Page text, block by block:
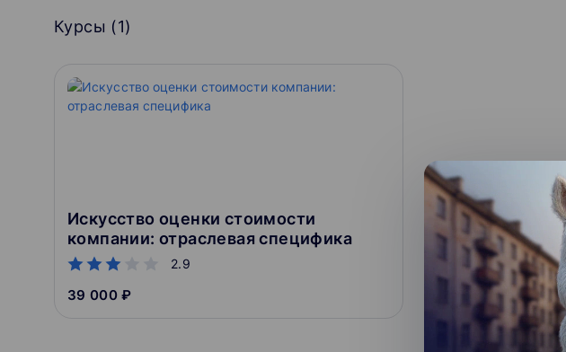
Курсы (1)
Искусство оценки стоимости
компании: отраслевая специфика
2.9
39 000 ₽